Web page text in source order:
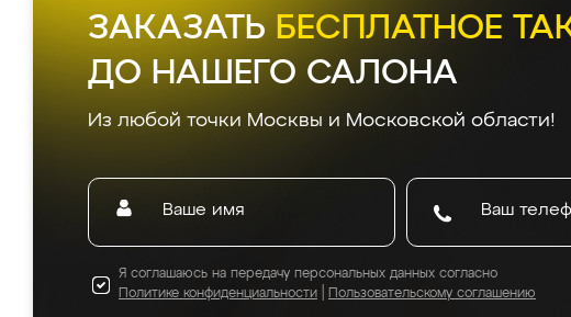
ЗАКАЗАТЬ БЕСПЛАТНОЕ
ДО НАШЕГО САЛОНА
Из любой точки Москвы и Московской области!
Я соглашаюсь на передачу персональных данных согласно
Политике конфиденциальности
Пользовательскому соглашению